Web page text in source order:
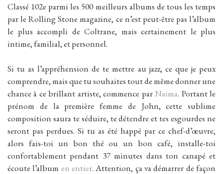
Classé 102e parmi les 500 meilleurs albums de tous les temps
par le Rolling Stone magazine, ce n’est peut-être pas l’album
le plus accompli de Coltrane, mais certainement le plus
intime, familial, et personnel.
Si tu as l’appréhension de te mettre au jazz, ce que je peux
comprendre, mais que tu souhaites tout de même donner une
chance à ce brillant artiste, commence par Naima. Portant le
prénom de la première femme de John, cette sublime
composition saura te séduire, te détendre et tes esgourdes ne
seront pas perdues. Si tu as été happé par ce chef-d’œuvre,
alors fais-toi un bon thé ou un bon café, installe-toi
confortablement pendant 37 minutes dans ton canapé et
écoute l’album en entier. Attention, ça va démarrer de façon